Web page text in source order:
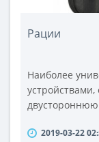
Рации
Наиболее
двустороннюю
мобильные
2019-03-22